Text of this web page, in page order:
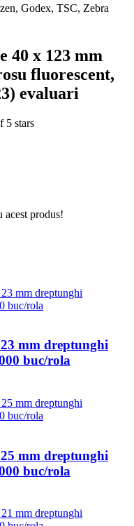
Godex, TSC, Zebra
40 x 123 mm
fluorescent,
evaluari
5 stars
acest produs!
mm dreptunghi
buc/rola
mm dreptunghi
buc/rola